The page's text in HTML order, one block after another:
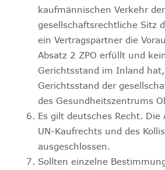
kaufmännischen Verkehr der
gesellschaftsrechtliche Sitz
ein Vertragspartner die
Absatz 2 ZPO erfüllt und
Gerichtsstand im Inland
Gerichtsstand der
des Gesundheitszentrums
Es gilt deutsches Recht. Die
UN-Kaufrechts und des
ausgeschlossen.
Sollten einzelne